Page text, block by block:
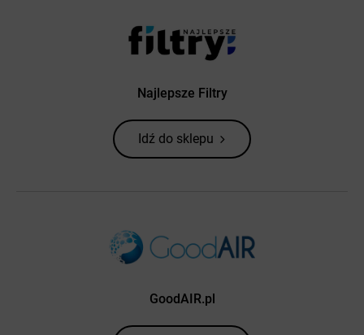
Najlepsze Filtry
Idź do sklepu
GoodAIR.pl